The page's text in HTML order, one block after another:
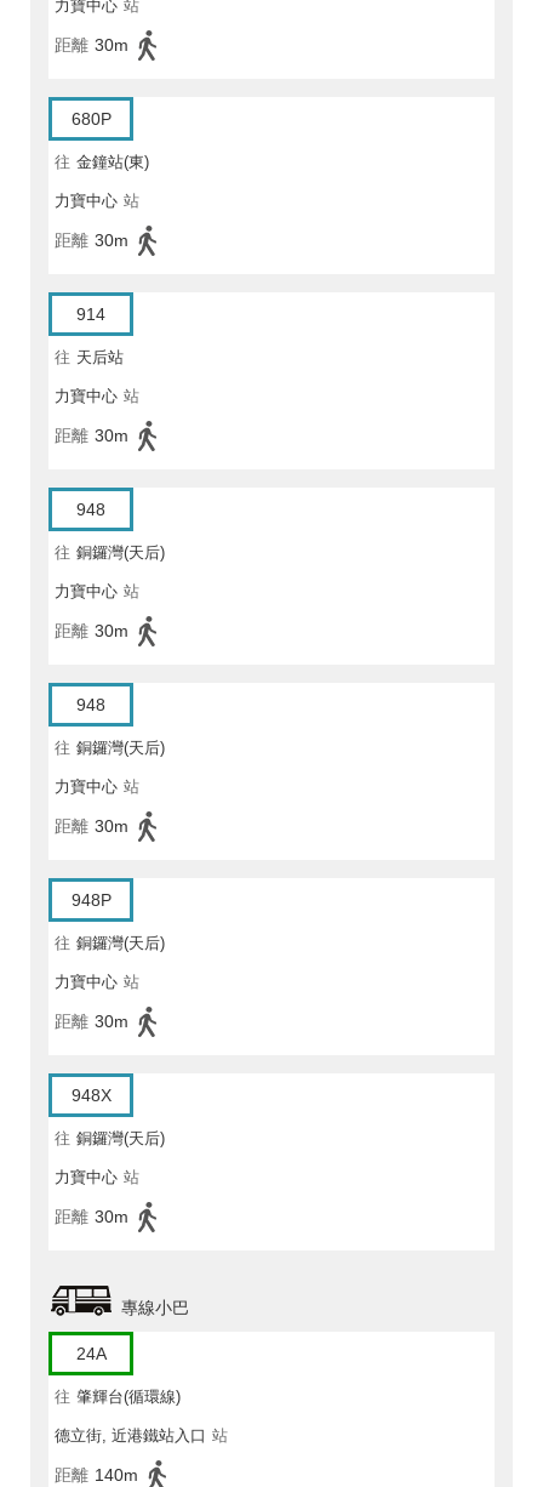
力寶中心 站
距離 30m
680P
往 金鐘站(東)
力寶中心 站
距離 30m
914
往 天后站
力寶中心 站
距離 30m
948
往 銅鑼灣(天后)
力寶中心 站
距離 30m
948
往 銅鑼灣(天后)
力寶中心 站
距離 30m
948P
往 銅鑼灣(天后)
力寶中心 站
距離 30m
948X
往 銅鑼灣(天后)
力寶中心 站
距離 30m
專線小巴
24A
往 肇輝台(循環線)
德立街, 近港鐵站入口 站
距離 140m